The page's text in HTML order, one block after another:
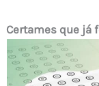
Certames que já